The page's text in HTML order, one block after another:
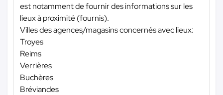
est notamment de fournir des informations sur les
lieux à proximité (fournis).
Villes des agences/magasins concernés avec lieux:
Troyes
Reims
Verrières
Buchères
Bréviandes